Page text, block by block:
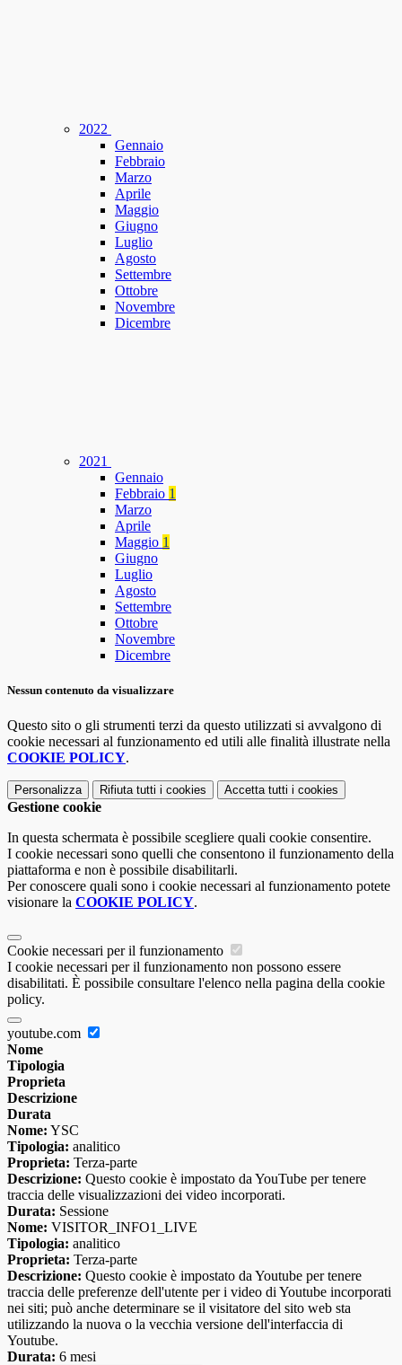
2022
Gennaio
Febbraio
Marzo
Aprile
Maggio
Giugno
Luglio
Agosto
Settembre
Ottobre
Novembre
Dicembre
2021
Gennaio
Febbraio 1
Marzo
Aprile
Maggio 1
Giugno
Luglio
Agosto
Settembre
Ottobre
Novembre
Dicembre
Nessun contenuto da visualizzare
Questo sito o gli strumenti terzi da questo utilizzati si avvalgono di
cookie necessari al funzionamento ed utili alle finalità illustrate nella
COOKIE POLICY.
Personalizza Rifiuta tutti i cookies Accetta tutti i cookies
Gestione cookie
In questa schermata è possibile scegliere quali cookie consentire.
I cookie necessari sono quelli che consentono il funzionamento della
piattaforma e non è possibile disabilitarli.
Per conoscere quali sono i cookie necessari al funzionamento potete
visionare la COOKIE POLICY.
Cookie necessari per il funzionamento
I cookie necessari per il funzionamento non possono essere
disabilitati. È possibile consultare l'elenco nella pagina della cookie
policy.
youtube.com
Nome
Tipologia
Proprieta
Descrizione
Durata
Nome: YSC
Tipologia: analitico
Proprieta: Terza-parte
Descrizione: Questo cookie è impostato da YouTube per tenere
traccia delle visualizzazioni dei video incorporati.
Durata: Sessione
Nome: VISITOR_INFO1_LIVE
Tipologia: analitico
Proprieta: Terza-parte
Descrizione: Questo cookie è impostato da Youtube per tenere
traccia delle preferenze dell'utente per i video di Youtube incorporati
nei siti; può anche determinare se il visitatore del sito web sta
utilizzando la nuova o la vecchia versione dell'interfaccia di
Youtube.
Durata: 6 mesi